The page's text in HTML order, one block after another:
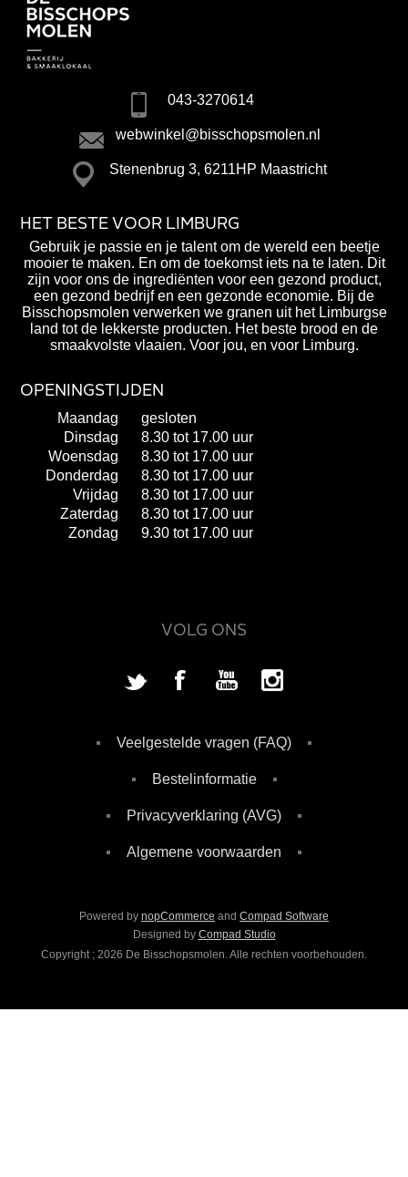
043-3270614
webwinkel@bisschopsmolen.nl
Stenenbrug 3, 6211HP Maastricht
HET BESTE VOOR LIMBURG
Gebruik je passie en je talent om de wereld een beetje
mooier te maken. En om de toekomst iets na te laten. Dit
zijn voor ons de ingrediënten voor een gezond product,
een gezond bedrijf en een gezonde economie. Bij de
Bisschopsmolen verwerken we granen uit het Limburgse
land tot de lekkerste producten. Het beste brood en de
smaakvolste vlaaien. Voor jou, en voor Limburg.
OPENINGSTIJDEN
Maandag
gesloten
Dinsdag
8.30 tot 17.00 uur
Woensdag
8.30 tot 17.00 uur
Donderdag
8.30 tot 17.00 uur
Vrijdag
8.30 tot 17.00 uur
Zaterdag
8.30 tot 17.00 uur
Zondag
9.30 tot 17.00 uur
VOLG ONS
Veelgestelde vragen (FAQ)
Bestelinformatie
Privacyverklaring (AVG)
Algemene voorwaarden
Powered by nopCommerce and Compad Software
Designed by Compad Studio
Copyright ; 2026 De Bisschopsmolen. Alle rechten voorbehouden.